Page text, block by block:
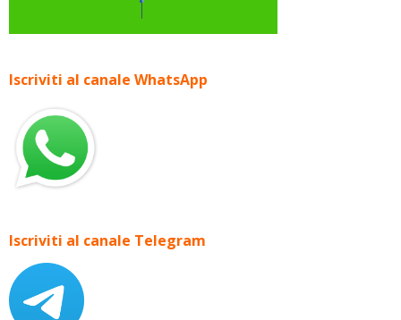
Iscriviti al canale WhatsApp
Iscriviti al canale Telegram